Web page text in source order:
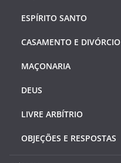
ESPÍRITO SANTO
CASAMENTO E DIVÓRCIO
MAÇONARIA
DEUS
LIVRE ARBÍTRIO
OBJEÇÕES E RESPOSTAS